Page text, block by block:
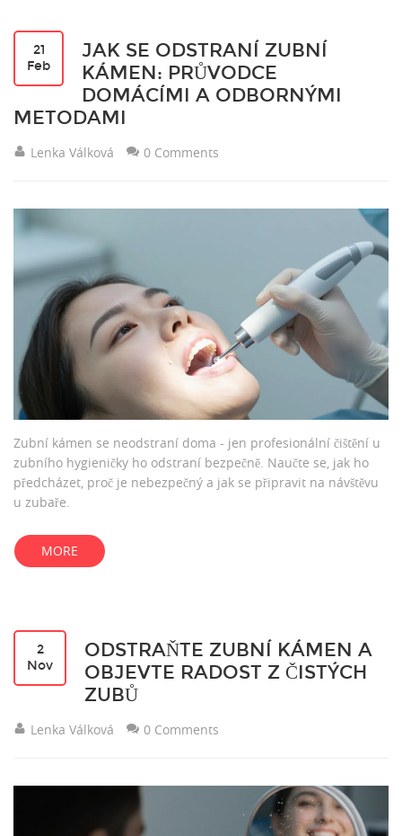
21
Feb
JAK SE ODSTRANÍ ZUBNÍ
KÁMEN: PRŮVODCE
DOMÁCÍMI A ODBORNÝMI
METODAMI
Lenka Válková 0 Comments
Zubní kámen se neodstraní doma - jen profesionální čištění u
zubního hygieničky ho odstraní bezpečně. Naučte se, jak ho
předcházet, proč je nebezpečný a jak se připravit na návštěvu
u zubaře.
MORE
2
Nov
ODSTRAŇTE ZUBNÍ KÁMEN A
OBJEVTE RADOST Z ČISTÝCH
ZUBŮ
Lenka Válková 0 Comments